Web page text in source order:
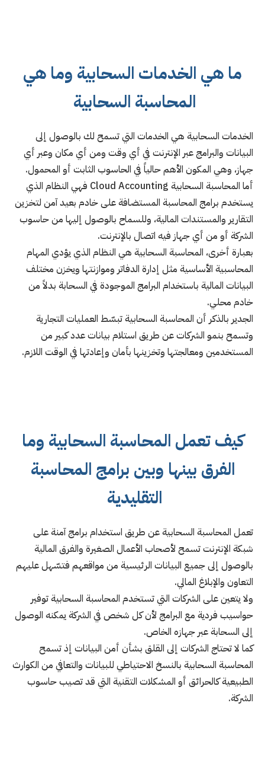
ما هي الخدمات السحابية وما هي
المحاسبة السحابية
الخدمات السحابية هي الخدمات التي تسمح لك بالوصول إلى
البيانات والبرامج عبر الإنترنت في أي وقت ومن أي مكان وعبر أي
جهاز، وهي المكون الأهم حالياً في الحاسوب الثابت أو المحمول.
أما المحاسبة السحابية Cloud Accounting فهي النظام الذي
يستخدم برامج المحاسبة المستضافة على خادم بعيد آمن لتخزين
التقارير والمستندات المالية، وللسماح بالوصول إليها من حاسوب
الشركة أو من أي جهاز فيه اتصال بالإنترنت.
بعبارة أخرى، المحاسبة السحابية هي النظام الذي يؤدي المهام
المحاسبية الأساسية مثل إدارة الدفاتر وموازنتها ويخزن مختلف
البيانات المالية باستخدام البرامج الموجودة في السحابة بدلاً من
خادم محلي.
الجدير بالذكر أن المحاسبة السحابية تبسّط العمليات التجارية
وتسمح بنمو الشركات عن طريق استلام بيانات عدد كبير من
المستخدمين ومعالجتها وتخزينها بأمان وإعادتها في الوقت اللازم.
كيف تعمل المحاسبة السحابية وما
الفرق بينها وبين برامج المحاسبة
التقليدية
تعمل المحاسبة السحابية عن طريق استخدام برامج آمنة على
شبكة الإنترنت تسمح لأصحاب الأعمال الصغيرة والفرق المالية
بالوصول إلى جميع البيانات الرئيسية من مواقعهم فتسّهل عليهم
التعاون والإبلاغ المالي.
ولا يتعين على الشركات التي تستخدم المحاسبة السحابية توفير
حواسيب فردية مع البرامج لأن كل شخص في الشركة يمكنه الوصول
إلى السحابة عبر جهازه الخاص.
كما لا تحتاج الشركات إلى القلق بشأن أمن البيانات إذ تسمح
المحاسبة السحابية بالنسخ الاحتياطي للبيانات والتعافي من الكوارث
الطبيعية كالحرائق أو المشكلات التقنية التي قد تصيب حاسوب
الشركة.